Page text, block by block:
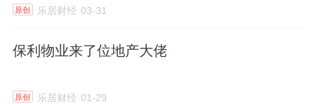
原创 乐居财经 03-31
保利物业来了位地产大佬
原创 乐居财经 01-29